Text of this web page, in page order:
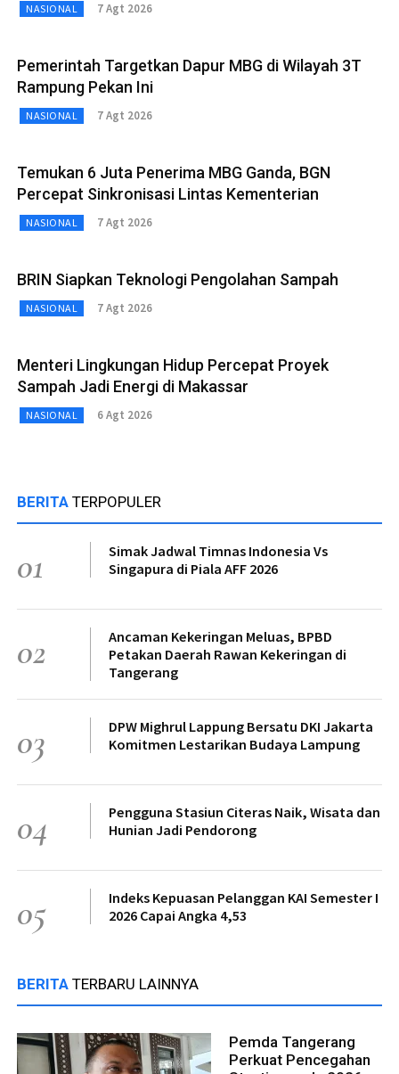
NASIONAL 7 Agt 2026
Pemerintah Targetkan Dapur MBG di Wilayah 3T
Rampung Pekan Ini
NASIONAL 7 Agt 2026
Temukan 6 Juta Penerima MBG Ganda, BGN
Percepat Sinkronisasi Lintas Kementerian
NASIONAL 7 Agt 2026
BRIN Siapkan Teknologi Pengolahan Sampah
NASIONAL 7 Agt 2026
Menteri Lingkungan Hidup Percepat Proyek
Sampah Jadi Energi di Makassar
NASIONAL 6 Agt 2026
BERITA TERPOPULER
01
Simak Jadwal Timnas Indonesia Vs
Singapura di Piala AFF 2026
02
Ancaman Kekeringan Meluas, BPBD
Petakan Daerah Rawan Kekeringan di
Tangerang
03
DPW Mighrul Lappung Bersatu DKI Jakarta
Komitmen Lestarikan Budaya Lampung
04
Pengguna Stasiun Citeras Naik, Wisata dan
Hunian Jadi Pendorong
05
Indeks Kepuasan Pelanggan KAI Semester I
2026 Capai Angka 4,53
BERITA TERBARU LAINNYA
Pemda Tangerang
Perkuat Pencegahan